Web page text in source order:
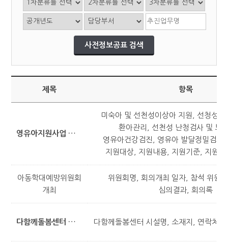
제목 항목
영유아지원사업 안내
미숙아 및 선천성이상아 지원, 선청성대
환아관리, 선천성 난청검사 및 보
영유아건강검진, 영유아 발달정밀검사
지원대상, 지원내용, 지원기준, 지원방
아동학대예방위원회
개최
위원회명, 회의개최 일자, 참석 위원
심의결과, 회의록
다함께돌봄센터 현황 다함께돌봄센터 시설명, 소재지, 연락처,